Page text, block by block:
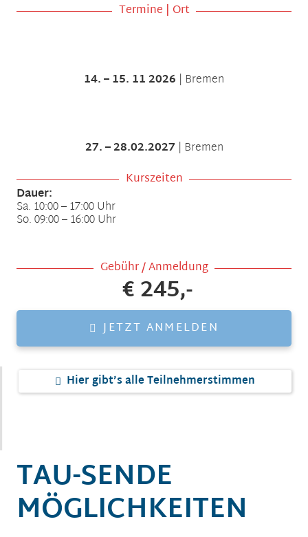
Termine | Ort
14. – 15. 11 2026 | Bremen
27. – 28.02.2027 | Bremen
Kurszeiten
Dauer:
Sa. 10:00 – 17:00 Uhr
So. 09:00 – 16:00 Uhr
Gebühr / Anmeldung
€ 245,-
JETZT ANMELDEN
Hier gibt’s alle Teilnehmerstimmen
TAU-SENDE
MÖGLICHKEITEN